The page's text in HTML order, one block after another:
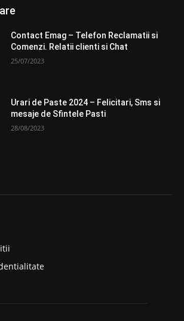
Contact Emag – Telefon Reclamatii si
Comenzi. Relatii clienti si Chat
25/07/2023
Urari de Paste 2024 – Felicitari, Sms si
mesaje de Sfintele Pasti
28/08/2023